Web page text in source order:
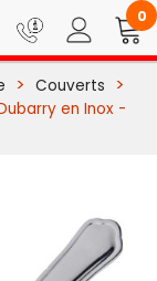
0
Couverts
en Inox -